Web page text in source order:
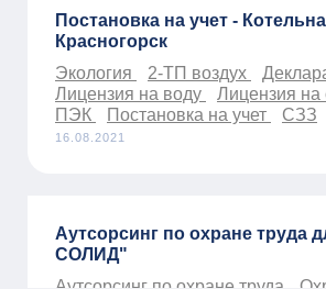
Постановка на учет -
Красногорск
Экология
2-ТП воздух
Лицензия на воду
Лицензия на
ПЭК
Постановка на учет СЗЗ
16.08.2021
Аутсорсинг по охране труда
СОЛИД"